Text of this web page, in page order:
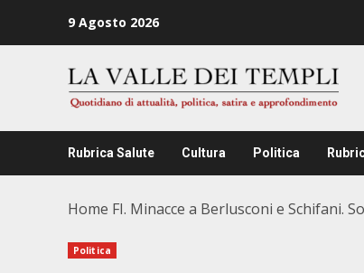
9 Agosto 2026
Rubrica Salute Cultura Politica
Home FI. Minacce a Berlusconi e Schifani.
Politica